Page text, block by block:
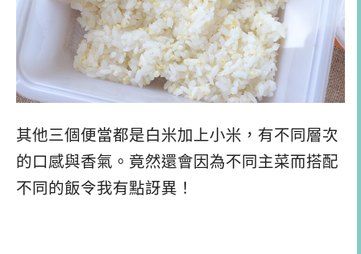
其他三個便當都是白米加上小米，有不同層次
的口感與香氣。竟然還會因為不同主菜而搭配
不同的飯令我有點訝異！